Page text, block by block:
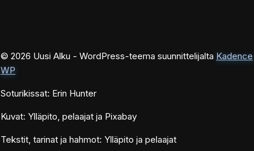
© 2026 Uusi Alku - WordPress-teema suunnittelijalta Kadence
WP
Soturikissat: Erin Hunter
Kuvat: Ylläpito, pelaajat ja Pixabay
Tekstit, tarinat ja hahmot: Ylläpito ja pelaajat